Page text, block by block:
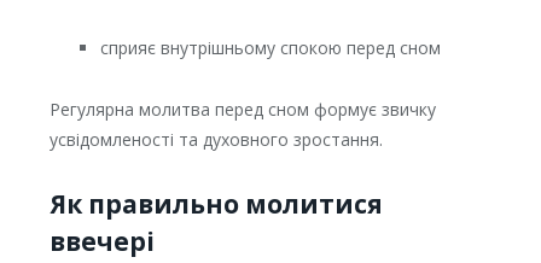
сприяє внутрішньому спокою перед сном
Регулярна молитва перед сном формує звичку
усвідомленості та духовного зростання.
Як правильно молитися
ввечері